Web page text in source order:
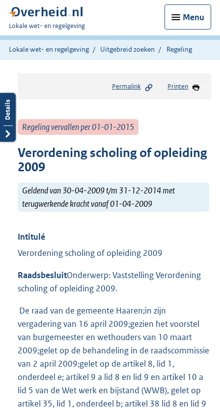
Menu
U
bent
hier:
Lokale wet- en regelgeving
Lokale wet- en regelgeving Uitgebreid zoeken Regeling
Permalink Printen
Regeling vervallen per 01-01-2015
Verordening scholing of opleiding
2009
Geldend van 30-04-2009 t/m 31-12-2014 met
terugwerkende kracht vanaf 01-04-2009
Intitulé
Verordening scholing of opleiding 2009
RaadsbesluitOnderwerp: Vaststelling Verordening
scholing of opleiding 2009.
De raad van de gemeente Haaren;in zijn
vergadering van 16 april 2009;gezien het voorstel
van burgemeester en wethouders van 10 maart
2009;gelet op de behandeling in de raadscommissie
van 2 april 2009;gelet op de artikel 8, lid 1,
onderdeel e; artikel 9 a lid 8 en lid 9 en artikel 10 a
lid 5 van de Wet werk en bijstand (WWB), gelet op
artikel 35, lid 1, onderdeel b; artikel 38 lid 8 en lid 9